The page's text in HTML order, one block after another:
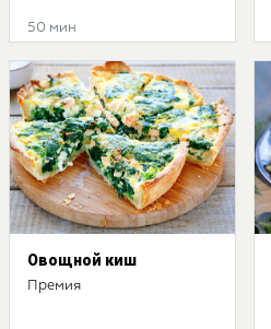
50 мин
Овощной киш
Премия